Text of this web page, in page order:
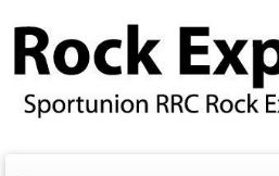
Inhalt
springen